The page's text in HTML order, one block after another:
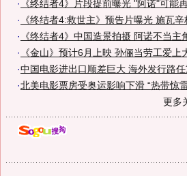
· 《终结者4》片段提前曝光 "阿诺"可能
· 《终结者4:救世主》预告片曝光 施瓦
· 《终结者4》中国造景拍摄 阿诺不当主
· 《金山》预计6月上映 孙俪当劳工爱上
·中国电影进出口顺差巨大 海外发行路
·北美电影票房受奥运影响下滑 “热带惊雷
更多